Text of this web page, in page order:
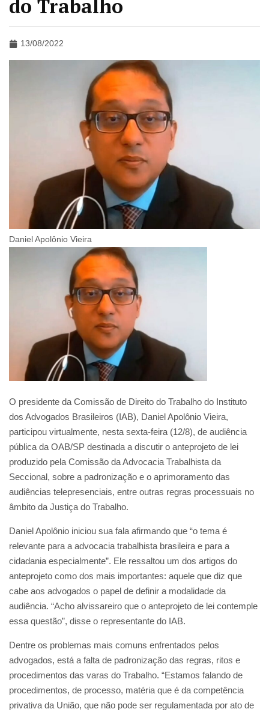
do Trabalho
13/08/2022
Daniel Apolônio Vieira
O presidente da Comissão de Direito do Trabalho do Instituto
dos Advogados Brasileiros (IAB), Daniel Apolônio Vieira,
participou virtualmente, nesta sexta-feira (12/8), de audiência
pública da OAB/SP destinada a discutir o anteprojeto de lei
produzido pela Comissão da Advocacia Trabalhista da
Seccional, sobre a padronização e o aprimoramento das
audiências telepresenciais, entre outras regras processuais no
âmbito da Justiça do Trabalho.
Daniel Apolônio iniciou sua fala afirmando que “o tema é
relevante para a advocacia trabalhista brasileira e para a
cidadania especialmente”. Ele ressaltou um dos artigos do
anteprojeto como dos mais importantes: aquele que diz que
cabe aos advogados o papel de definir a modalidade da
audiência. “Acho alvissareiro que o anteprojeto de lei contemple
essa questão”, disse o representante do IAB.
Dentre os problemas mais comuns enfrentados pelos
advogados, está a falta de padronização das regras, ritos e
procedimentos das varas do Trabalho. “Estamos falando de
procedimentos, de processo, matéria que é da competência
privativa da União, que não pode ser regulamentada por ato de